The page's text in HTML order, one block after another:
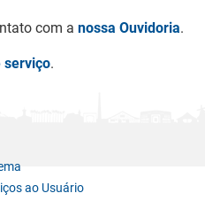
com a nossa Ouvidoria.
serviço.
ao Usuário